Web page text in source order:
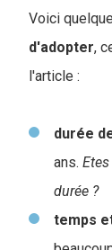
Voici
d'adopter,
l'article :
durée
ans.
durée ?
temps